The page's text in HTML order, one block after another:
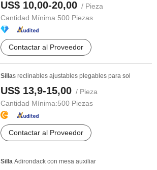
US$ 10,00-20,00 / Pieza
Cantidad Mínima:500 Piezas
Contactar al Proveedor
Sillas reclinables ajustables plegables para sol
US$ 13,9-15,00 / Pieza
Cantidad Mínima:500 Piezas
Contactar al Proveedor
Silla Adirondack con mesa auxiliar